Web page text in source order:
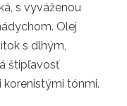
s vyváženou
Olej
s dlhým,
štipľavosť
korenistými tónmi.